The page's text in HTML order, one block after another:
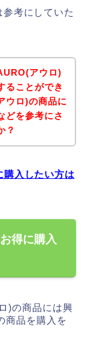
考にしていた
アウロ)
ることができ
ウロ)の商品に
どを参考にさ
？
入したい方は
得に購入
)の商品には興
商品を購入を